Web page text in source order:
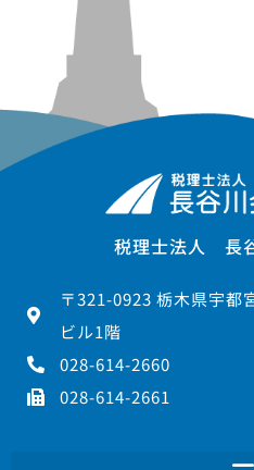
税理士法人 長
〒321-0923 栃木県宇
ビル1階
028-614-2660
028-614-2661